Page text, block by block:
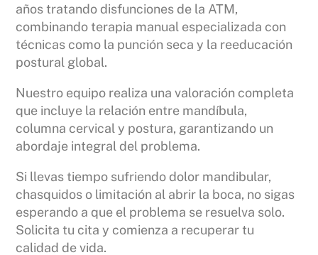
años tratando disfunciones de la ATM,
combinando terapia manual especializada con
técnicas como la punción seca y la reeducación
postural global.
Nuestro equipo realiza una valoración completa
que incluye la relación entre mandíbula,
columna cervical y postura, garantizando un
abordaje integral del problema.
Si llevas tiempo sufriendo dolor mandibular,
chasquidos o limitación al abrir la boca, no sigas
esperando a que el problema se resuelva solo.
Solicita tu cita y comienza a recuperar tu
calidad de vida.